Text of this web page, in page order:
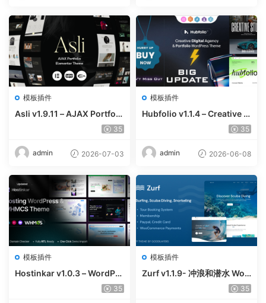
模板插件
Asli v1.9.11 – AJAX Portfoli
o Elementor WordPress Th
35
admin 2026-07-03
模板插件
Hubfolio v1.1.4 – Creative P
ortfolio & Digital Agency W
e
35
admin 2026-06-08
模板插件
Hostinkar v1.0.3 – WordPre
35
模板插件
Zurf v1.1.9- 冲浪和潜水 Wor
35